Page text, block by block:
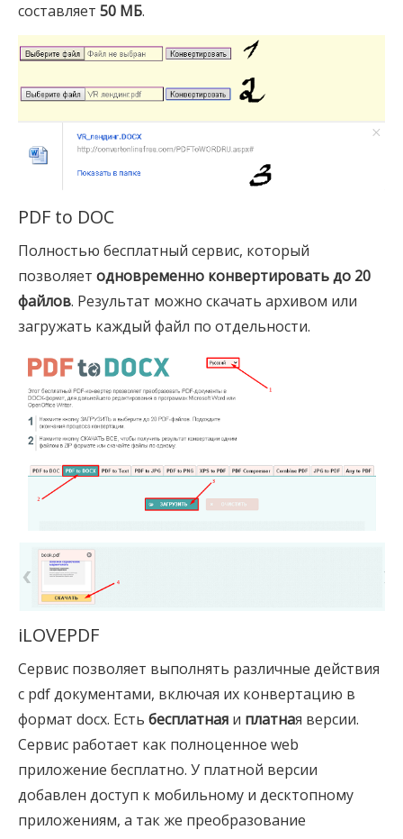
составляет 50 МБ.
PDF to DOC
Полностью бесплатный сервис, который
позволяет одновременно конвертировать до 20
файлов. Результат можно скачать архивом или
загружать каждый файл по отдельности.
iLOVEPDF
Сервис позволяет выполнять различные действия
с pdf документами, включая их конвертацию в
формат docx. Есть бесплатная и платная версии.
Сервис работает как полноценное web
приложение бесплатно. У платной версии
добавлен доступ к мобильному и десктопному
приложениям, а так же преобразование